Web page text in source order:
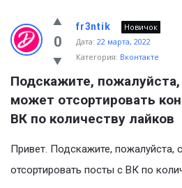
DNative
Ask
Latest
Вопросы
0
fr3ntik
Новичок
Дата: 22 марта, 2022
Категория: Вконтакте
Подскажите,
может отсортировать
ВК по количеству лайков
Привет. Подскажите, пожалуйста,
отсортировать посты с ВК по